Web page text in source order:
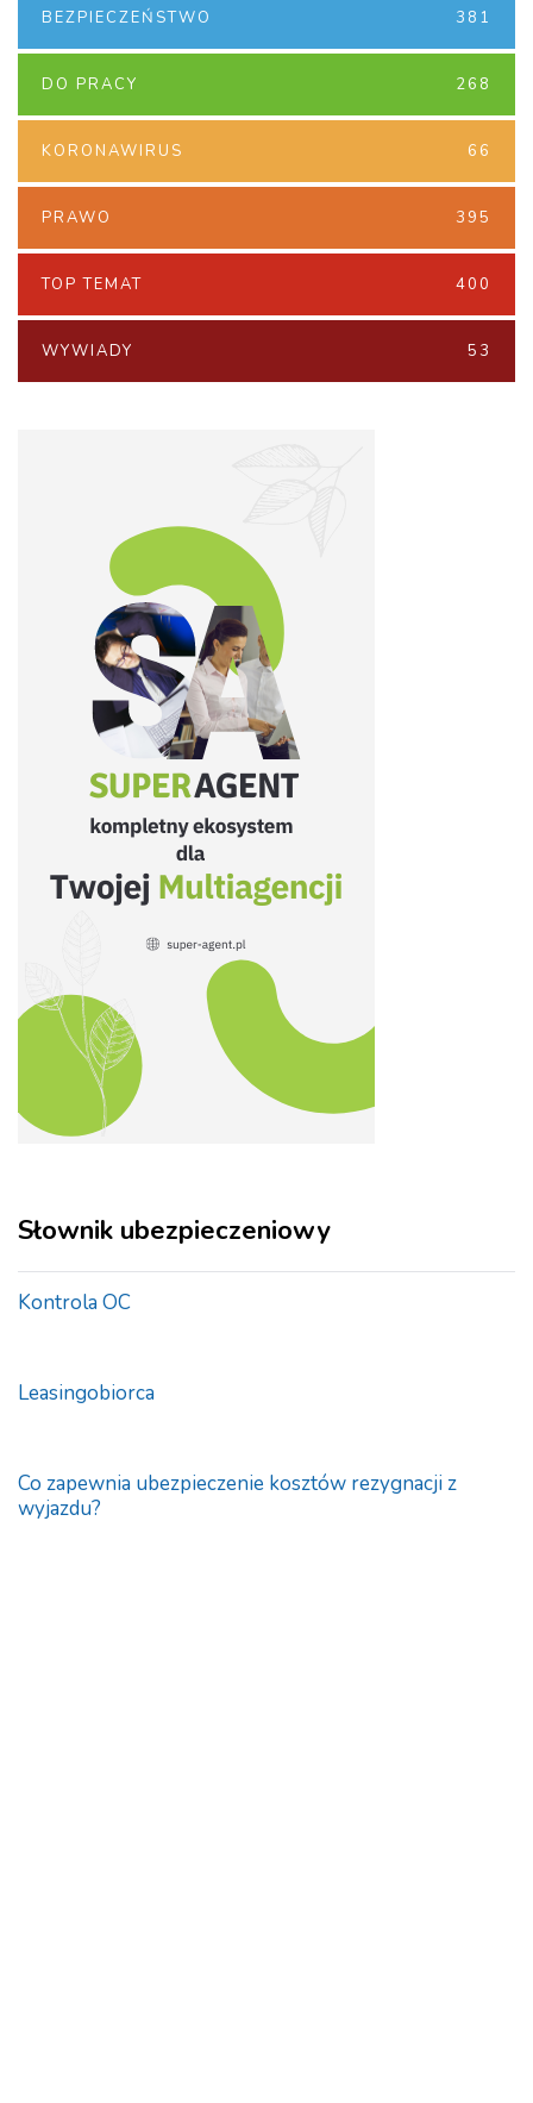
BEZPIECZEŃSTWO 381
DO PRACY 268
KORONAWIRUS 66
PRAWO 395
TOP TEMAT 400
WYWIADY 53
Słownik ubezpieczeniowy
Kontrola OC
Leasingobiorca
Co zapewnia ubezpieczenie kosztów rezygnacji z
wyjazdu?